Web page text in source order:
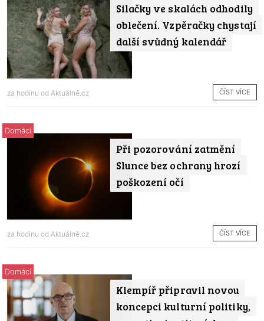
Silačky ve skalách odhodily
oblečení. Vzpěračky chystají
další svůdný kalendář
za hodinu od Aktuálně.cz ČÍST VÍCE
Při pozorování zatmění
Slunce bez ochrany hrozí
poškození očí
Domácí
za hodinu od Aktuálně.cz ČÍST VÍCE
Klempíř připravil novou
koncepci kulturní politiky,
Domácí